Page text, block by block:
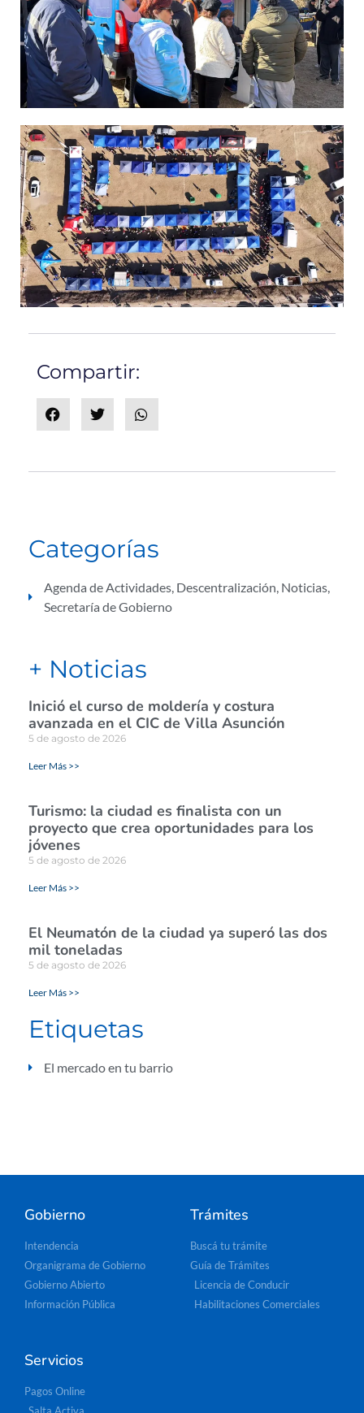
Compartir:
Categorías
Agenda de Actividades Descentralización Noticias
Secretaría de Gobierno
+ Noticias
Inició el curso de moldería y costura
avanzada en el CIC de Villa Asunción
5 de agosto de 2026
Leer Más >>
Turismo: la ciudad es finalista con un
proyecto que crea oportunidades para los
jóvenes
5 de agosto de 2026
Leer Más >>
El Neumatón de la ciudad ya superó las dos
mil toneladas
5 de agosto de 2026
Leer Más >>
Etiquetas
El mercado en tu barrio
Gobierno
Intendencia
Organigrama de Gobierno
Gobierno Abierto
Información Pública
Trámites
Buscá tu trámite
Guía de Trámites
Licencia de Conducir
Habilitaciones Comerciales
Servicios
Pagos Online
Salta Activa